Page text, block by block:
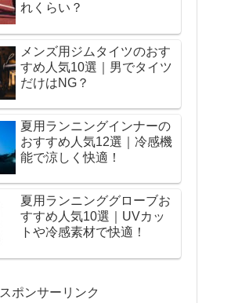
れくらい？
メンズ用ジムタイツのおす
すめ人気10選｜男でタイツ
だけはNG？
夏用ランニングインナーの
おすすめ人気12選｜冷感機
能で涼しく快適！
夏用ランニンググローブお
すすめ人気10選｜UVカッ
トや冷感素材で快適！
スポンサーリンク